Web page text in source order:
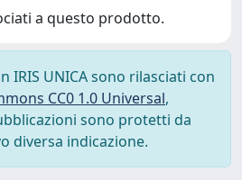
a questo prodotto.
IRIS UNICA sono rilasciati con
CC0 1.0 Universal,
sono protetti da
diversa indicazione.